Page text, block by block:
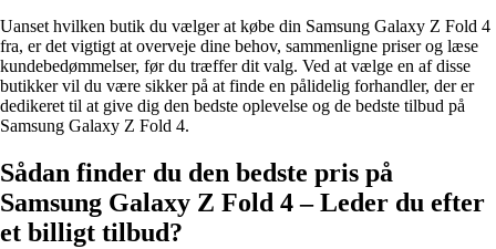
Uanset hvilken butik du vælger at købe din Samsung Galaxy Z Fold 4
fra, er det vigtigt at overveje dine behov, sammenligne priser og læse
kundebedømmelser, før du træffer dit valg. Ved at vælge en af ​​disse
butikker vil du være sikker på at finde en pålidelig forhandler, der er
dedikeret til at give dig den bedste oplevelse og de bedste tilbud på
Samsung Galaxy Z Fold 4.
Sådan finder du den bedste pris på
Samsung Galaxy Z Fold 4 – Leder du efter
et billigt tilbud?